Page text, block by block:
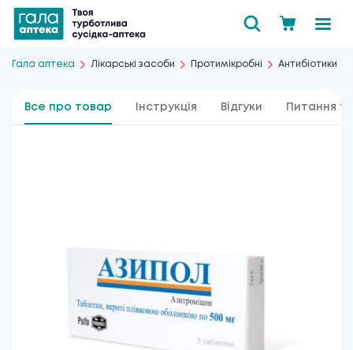
Гала аптека Лікарські засоби Протимікробні Антибіотики
Все про товар Інструкція Відгуки Питання та